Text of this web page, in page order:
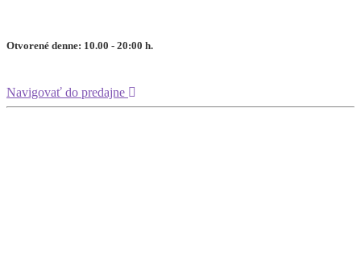
Otvorené denne: 10.00 - 20:00 h.
Navigovať do predajne